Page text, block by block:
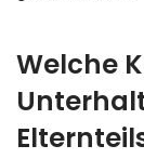
Welche